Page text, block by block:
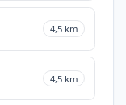
4,5 km
4,5 km